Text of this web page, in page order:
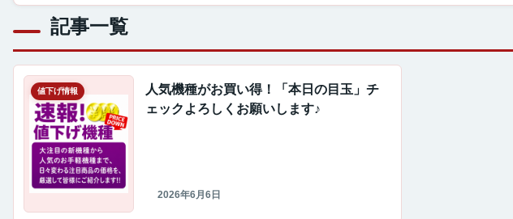
記事一覧
値下げ情報
人気機種がお買い得！「本日の目玉」チ
ェックよろしくお願いします♪
2026年6月6日